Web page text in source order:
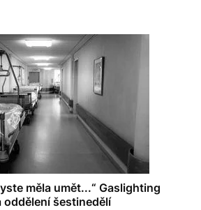
měla umět...“ Gaslighting
oddělení šestinedělí